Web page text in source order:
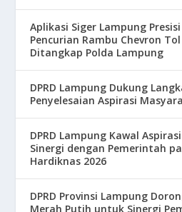
Aplikasi Siger Lampung
Pencurian Rambu Chevron
Ditangkap Polda Lampung
DPRD Lampung Dukung
Penyelesaian Aspirasi
DPRD Lampung Kawal
Sinergi dengan Pemerintah
Hardiknas 2026
DPRD Provinsi Lampung
Merah Putih untuk Sinergi